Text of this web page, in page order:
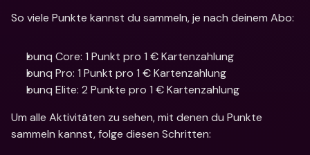
So viele Punkte kannst du sammeln, je nach deinem Abo:
bunq Core: 1 Punkt pro 1 € Kartenzahlung
bunq Pro: 1 Punkt pro 1 € Kartenzahlung
bunq Elite: 2 Punkte pro 1 € Kartenzahlung
Um alle Aktivitäten zu sehen, mit denen du Punkte
sammeln kannst, folge diesen Schritten: